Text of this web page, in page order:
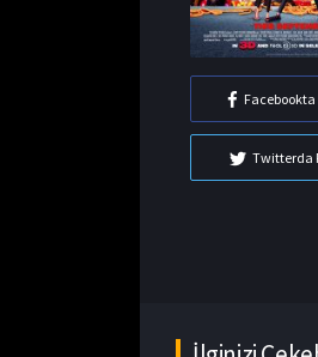
Facebookta
Twitterda